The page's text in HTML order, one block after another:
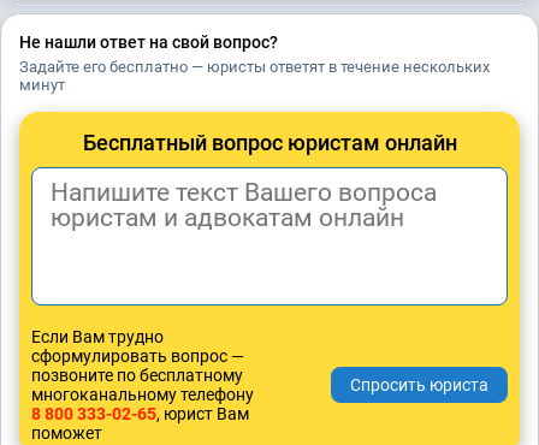
Не нашли ответ на свой вопрос?
Задайте его бесплатно — юристы ответят в течение нескольких
минут
Бесплатный вопрос юристам онлайн
Если Вам трудно
сформулировать вопрос —
позвоните по бесплатному
многоканальному телефону
8 800 333-02-65, юрист Вам
поможет